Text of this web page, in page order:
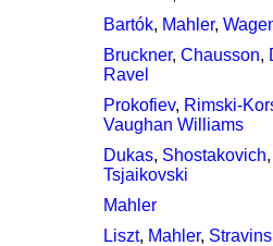
Bartók, Mahler,
Bruckner, Chausson,
Ravel
Prokofiev, Rimski-
Vaughan Williams
Dukas, Shostakovich,
Tsjaikovski
Mahler
Liszt, Mahler,